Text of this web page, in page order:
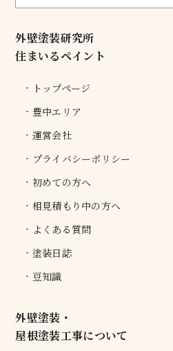
外壁塗装研究所
住まいるペイント
トップページ
豊中エリア
運営会社
プライバシーポリシー
初めての方へ
相見積もり中の方へ
よくある質問
塗装日誌
豆知識
外壁塗装・
屋根塗装工事について